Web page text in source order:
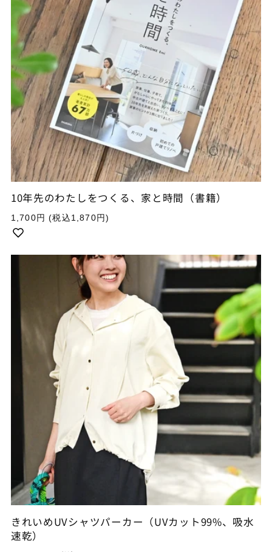
10年先のわたしをつくる、家と時間（書籍）
通
常
価
格
1,700円(税込1,870円)
きれいめUVシャツパーカー（UVカット99%、吸水
速乾）